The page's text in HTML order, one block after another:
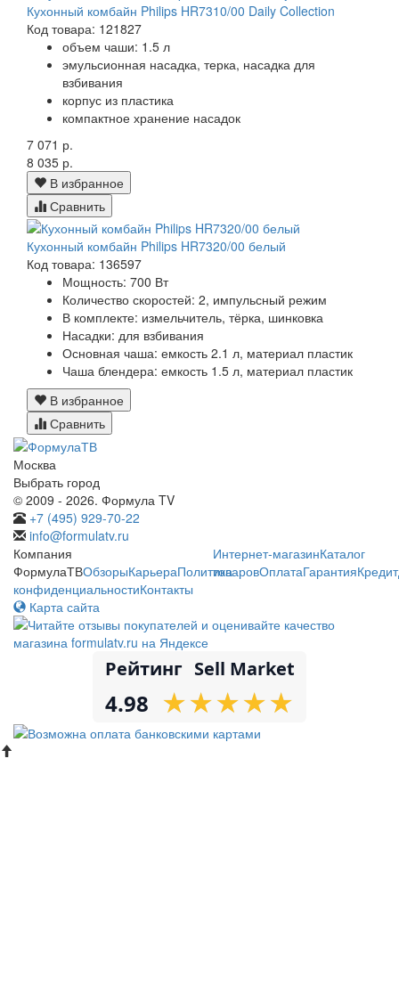
Кухонный комбайн Philips HR7310/00 Daily Collection
Код товара: 121827
объем чаши: 1.5 л
эмульсионная насадка, терка, насадка для
взбивания
корпус из пластика
компактное хранение насадок
7 071 р.
8 035 р.
В избранное
Сравнить
Кухонный комбайн Philips HR7320/00 белый
Код товара: 136597
Мощность: 700 Вт
Количество скоростей: 2, импульсный режим
В комплекте: измельчитель, тёрка, шинковка
Насадки: для взбивания
Основная чаша: емкость 2.1 л, материал пластик
Чаша блендера: емкость 1.5 л, материал пластик
В избранное
Сравнить
Москва
Выбрать город
© 2009 - 2026. Формула TV
+7 (495) 929-70-22
info@formulatv.ru
Компания
ФормулаТВОбзорыКарьераПолитика
конфиденциальностиКонтакты
Интернет-магазинКаталог
товаровОплатаГарантияКредит
Карта сайта
Рейтинг Sell Market
4.98 ★
★★
★★
★★
★★
★